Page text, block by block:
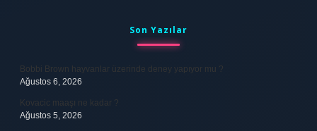
Son Yazılar
Bobbi Brown hayvanlar üzerinde deney yapıyor mu ?
Ağustos 6, 2026
Kovacic maaşı ne kadar ?
Ağustos 5, 2026